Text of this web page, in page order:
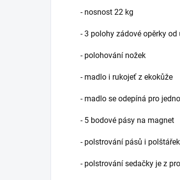
- nosnost 22 kg
- 3 polohy zádové opěrky
- polohování nožek
- madlo i rukojeť z ekokůže
- madlo se odepíná pro
- 5 bodové pásy na magnet
- polstrování pásů i
- polstrování sedačky je z